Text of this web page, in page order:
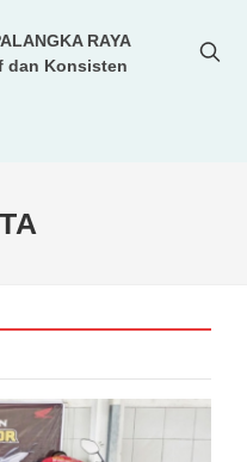
RAYA
dan Konsisten